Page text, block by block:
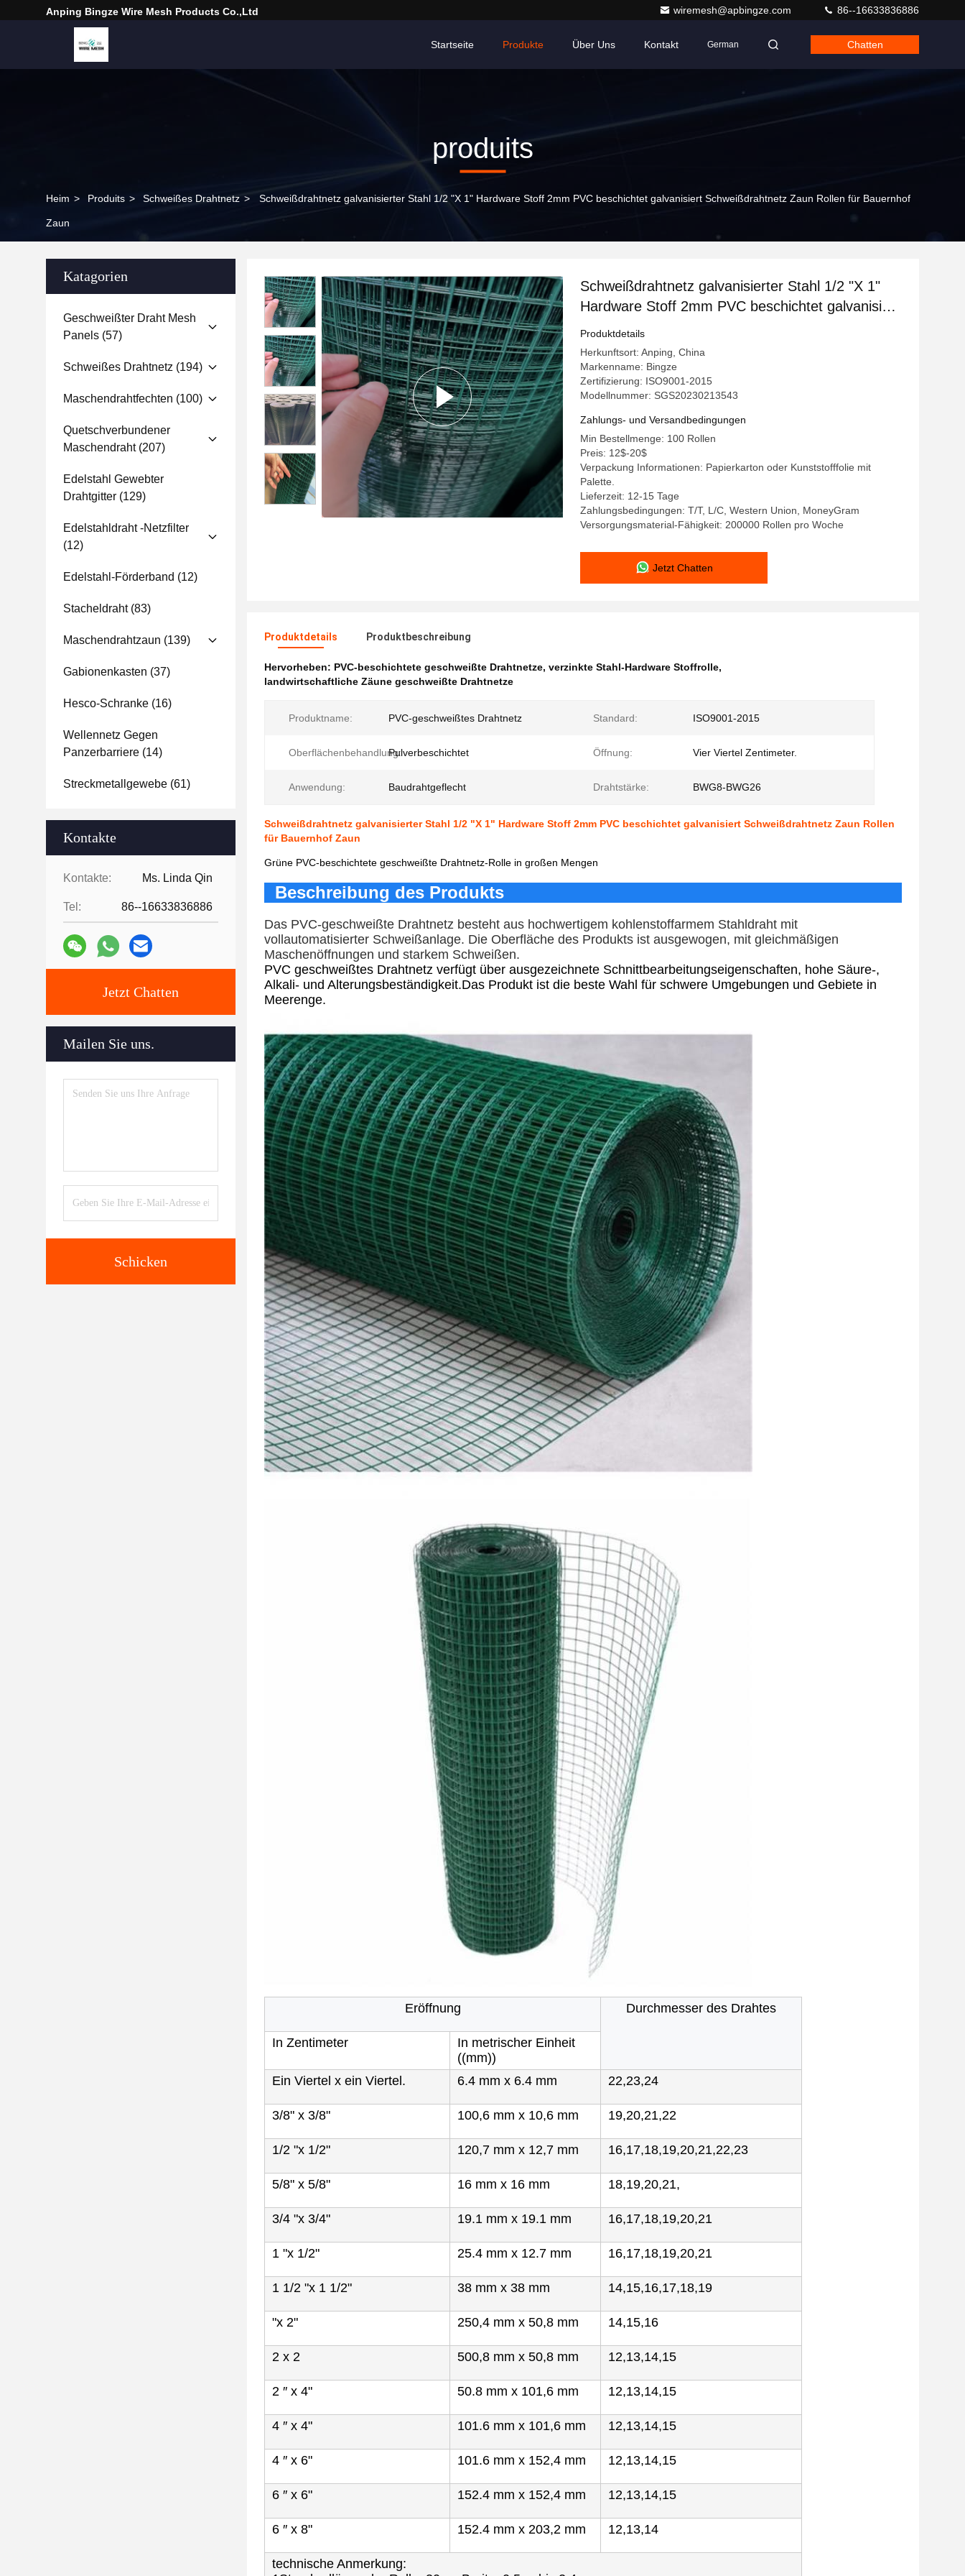
Anping Bingze Wire Mesh Products Co.,Ltd wiremesh@apbingze.com 86--16633836886
Startseite Produkte Über Uns Kontakt German Chatten
produits
Heim > Produits > Schweißes Drahtnetz > Schweißdrahtnetz galvanisierter Stahl 1/2 "X 1" Hardware Stoff 2mm PVC beschichtet galvanisiert Schweißdrahtnetz Zaun Rollen für Bauernhof
Zaun
Katagorien
Geschweißter Draht Mesh
Panels (57)
Schweißes Drahtnetz (194)
Maschendrahtfechten (100)
Quetschverbundener
Maschendraht(207)
Edelstahl Gewebter
Drahtgitter (129)
Edelstahldraht -Netzfilter
(12)
Edelstahl-Förderband (12)
Stacheldraht(83)
Maschendrahtzaun (139)
Gabionenkasten (37)
Hesco-Schranke (16)
Wellennetz Gegen
Panzerbarriere (14)
Streckmetallgewebe (61)
Kontakte
Kontakte: Ms. Linda Qin
Tel: 86--16633836886
Jetzt Chatten
Mailen Sie uns.
Schicken
Schweißdrahtnetz galvanisierter Stahl 1/2 "X 1"
Hardware Stoff 2mm PVC beschichtet galvanisiert
Schweißdrahtnetz Zaun Rollen für Bauernhof
Zaun
Produktdetails
Herkunftsort: Anping, China
Markenname: Bingze
Zertifizierung: ISO9001-2015
Modellnummer: SGS20230213543
Zahlungs- und Versandbedingungen
Min Bestellmenge: 100 Rollen
Preis: 12$-20$
Verpackung Informationen: Papierkarton oder Kunststofffolie mit
Palette.
Lieferzeit: 12-15 Tage
Zahlungsbedingungen: T/T, L/C, Western Union, MoneyGram
Versorgungsmaterial-Fähigkeit: 200000 Rollen pro Woche
Jetzt Chatten
Produktdetails Produktbeschreibung
Hervorheben: PVC-beschichtete geschweißte Drahtnetze, verzinkte Stahl-Hardware Stoffrolle,
landwirtschaftliche Zäune geschweißte Drahtnetze
Produktname: PVC-geschweißtes Drahtnetz Standard: ISO9001-2015
Oberflächenbehandlung:Pulverbeschichtet Öffnung: Vier Viertel Zentimeter.
Anwendung: Baudrahtgeflecht Drahtstärke: BWG8-BWG26
Schweißdrahtnetz galvanisierter Stahl 1/2 "X 1" Hardware Stoff 2mm PVC beschichtet galvanisiert Schweißdrahtnetz Zaun Rollen
für Bauernhof Zaun
Grüne PVC-beschichtete geschweißte Drahtnetz-Rolle in großen Mengen
Beschreibung des Produkts
Das PVC-geschweißte Drahtnetz besteht aus hochwertigem kohlenstoffarmem Stahldraht mit
vollautomatisierter Schweißanlage. Die Oberfläche des Produkts ist ausgewogen, mit gleichmäßigen
Maschenöffnungen und starkem Schweißen.
PVC geschweißtes Drahtnetz verfügt über ausgezeichnete Schnittbearbeitungseigenschaften, hohe Säure-,
Alkali- und Alterungsbeständigkeit.Das Produkt ist die beste Wahl für schwere Umgebungen und Gebiete in
Meerenge.
Eröffnung Durchmesser des Drahtes
In Zentimeter
In metrischer Einheit
((mm))
Ein Viertel x ein Viertel.
6.4 mm x 6.4 mm 22,23,24
3/8" x 3/8" 100,6 mm x 10,6 mm 19,20,21,22
1/2 "x 1/2" 120,7 mm x 12,7 mm 16,17,18,19,20,21,22,23
5/8" x 5/8" 16 mm x 16 mm 18,19,20,21,
3/4 "x 3/4" 19.1 mm x 19.1 mm 16,17,18,19,20,21
1 "x 1/2" 25.4 mm x 12.7 mm 16,17,18,19,20,21
1 1/2 "x 1 1/2" 38 mm x 38 mm 14,15,16,17,18,19
"x 2" 250,4 mm x 50,8 mm 14,15,16
2 x 2 500,8 mm x 50,8 mm 12,13,14,15
2 ′′ x 4" 50.8 mm x 101,6 mm 12,13,14,15
4 ′′ x 4" 101.6 mm x 101,6 mm 12,13,14,15
4 ′′ x 6" 101.6 mm x 152,4 mm 12,13,14,15
6 ′′ x 6" 152.4 mm x 152,4 mm 12,13,14,15
6 ′′ x 8" 152.4 mm x 203,2 mm 12,13,14
technische Anmerkung: